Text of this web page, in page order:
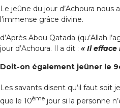
Le jeûne du jour d’Achoura
l’immense grâce divine.
d’Après Abou Qatada (qu’Allah
jour d’Achoura. Il a dit : « Il efface
Doit-on également jeûner le
Les savants disent qu’il faut soit
que le 10èmejour si la personne